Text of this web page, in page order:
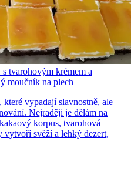
tvarohovým krémem a
moučník na plech
vypadají slavnostně, ale
Nejraději je dělám na
korpus, tvarohová
vytvoří svěží a lehký dezert,